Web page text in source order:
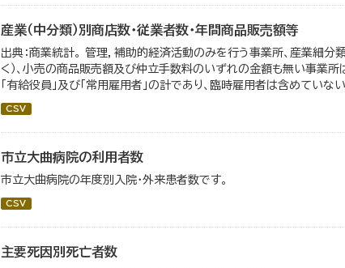
産業（中分類）別商店数・従業者数・年間商品販売額等
出典：商業統計。 管理，補助的経済活動のみを行う事業所、産業細分
く）、小売の商品販売額及び仲立手数料のいずれの金額も無い事業所は
「有給役員」及び「常用雇用者」の計であり、臨時雇用者は含めていな
CSV
市立大曲病院の利用者数
市立大曲病院の年度別入院・外来患者数です。
CSV
主要死因別死亡者数